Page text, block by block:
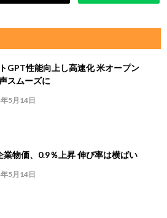
GPT性能向上し高速化 米オープン
スムーズに
5月14日
業物価、0.9％上昇 伸び率は横ばい
5月14日